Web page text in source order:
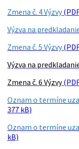
Zmena č. 4 Výzvy
Výzva na
Zmena č. 5 Výzvy
Výzva na
Zmena č. 6 Výzvy
Oznam o termíne
377 kB)
Oznam o termíne
kB)